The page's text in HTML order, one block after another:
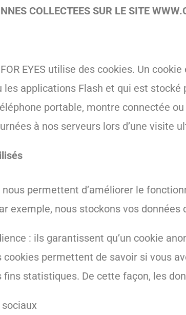
COLLECTEES SUR LE SITE
EYES utilise des cookies. Un
les applications Flash et qui est
portable, montre connectée
à nos serveurs lors d’une visite
permettent d’améliorer le
exemple, nous stockons vos données
: ils garantissent qu’un cookie
permettent de savoir si vous
fins statistiques. De cette façon, les